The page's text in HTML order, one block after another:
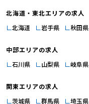
北海道・東北エリアの求人
北海道
岩手県 秋田県
中部エリアの求人
石川県
山梨県 岐阜県
関東エリアの求人
茨城県
群馬県 埼玉県